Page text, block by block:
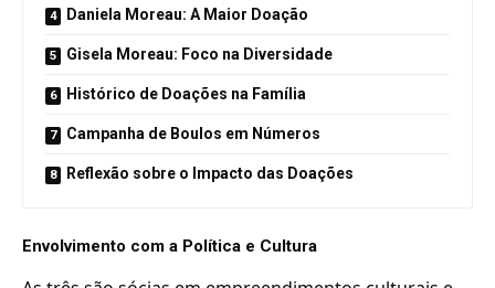
Daniela Moreau: A Maior Doação
Gisela Moreau: Foco na Diversidade
Histórico de Doações na Família
Campanha de Boulos em Números
Reflexão sobre o Impacto das Doações
Envolvimento com a Política e Cultura